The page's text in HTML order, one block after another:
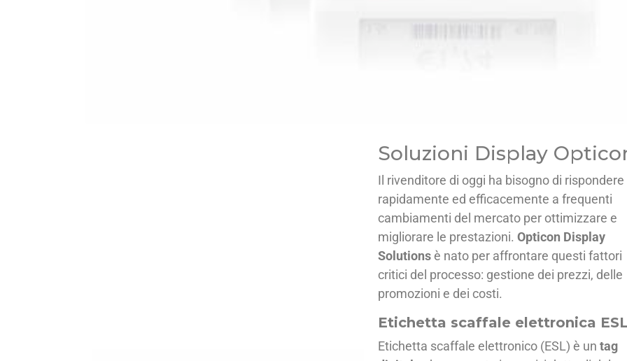
Soluzioni Display
Il rivenditore di oggi ha bisogno di rispondere
rapidamente ed efficacemente a frequenti
cambiamenti del mercato per ottimizzare e
migliorare le prestazioni. Opticon Display
Solutionsè nato per affrontare questi fattori
critici del processo: gestione dei prezzi, delle
promozioni e dei costi.
Etichetta scaffale elettronica
Etichetta scaffale elettronico (ESL) è un tag